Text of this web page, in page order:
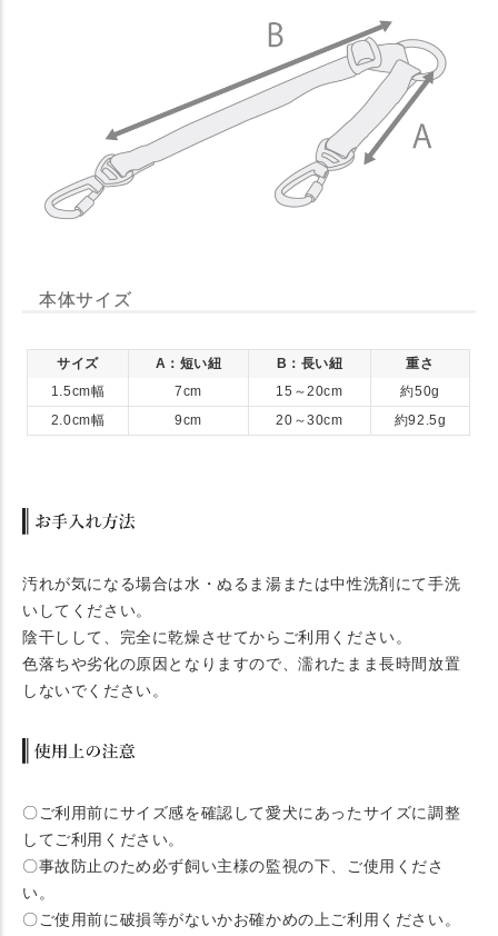
本体サイズ
サイズ A：短い紐 B：長い紐
重さ
1.5cm幅
7cm 15～20cm
約50g
2.0cm幅
9cm 20～30cm 約92.5g
汚れが気になる場合は水・ぬるま湯または中性洗剤にて手洗
いしてください。
陰干しして、完全に乾燥させてからご利用ください。
色落ちや劣化の原因となりますので、濡れたまま長時間放置
しないでください。
〇ご利用前にサイズ感を確認して愛犬にあったサイズに調整
してご利用ください。
〇事故防止のため必ず飼い主様の監視の下、ご使用くださ
い。
〇ご使用前に破損等がないかお確かめの上ご利用ください。